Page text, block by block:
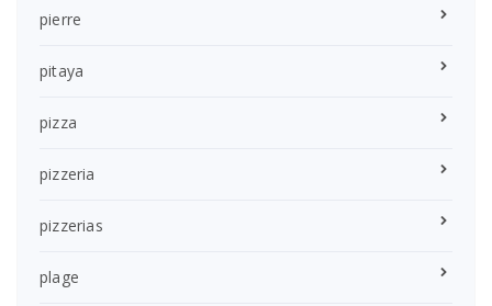
pierre
pitaya
pizza
pizzeria
pizzerias
plage